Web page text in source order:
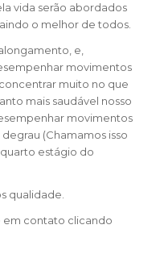
vida serão abordados
o melhor de todos.
e,
movimentos
muito no que
mais saudável nosso
movimentos
(Chamamos isso
estágio do
qualidade.
em contato clicando